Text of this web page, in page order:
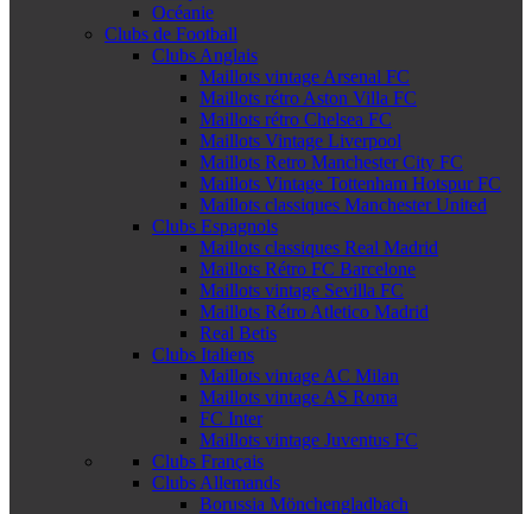
Océanie
Clubs de Football
Clubs Anglais
Maillots vintage Arsenal FC
Maillots rétro Aston Villa FC
Maillots rétro Chelsea FC
Maillots Vintage Liverpool
Maillots Retro Manchester City FC
Maillots Vintage Tottenham Hotspur FC
Maillots classiques Manchester United
Clubs Espagnols
Maillots classiques Real Madrid
Maillots Rétro FC Barcelone
Maillots vintage Sevilla FC
Maillots Rétro Atletico Madrid
Real Betis
Clubs Italiens
Maillots vintage AC Milan
Maillots vintage AS Roma
FC Inter
Maillots vintage Juventus FC
Clubs Français
Clubs Allemands
Borussia Mönchengladbach